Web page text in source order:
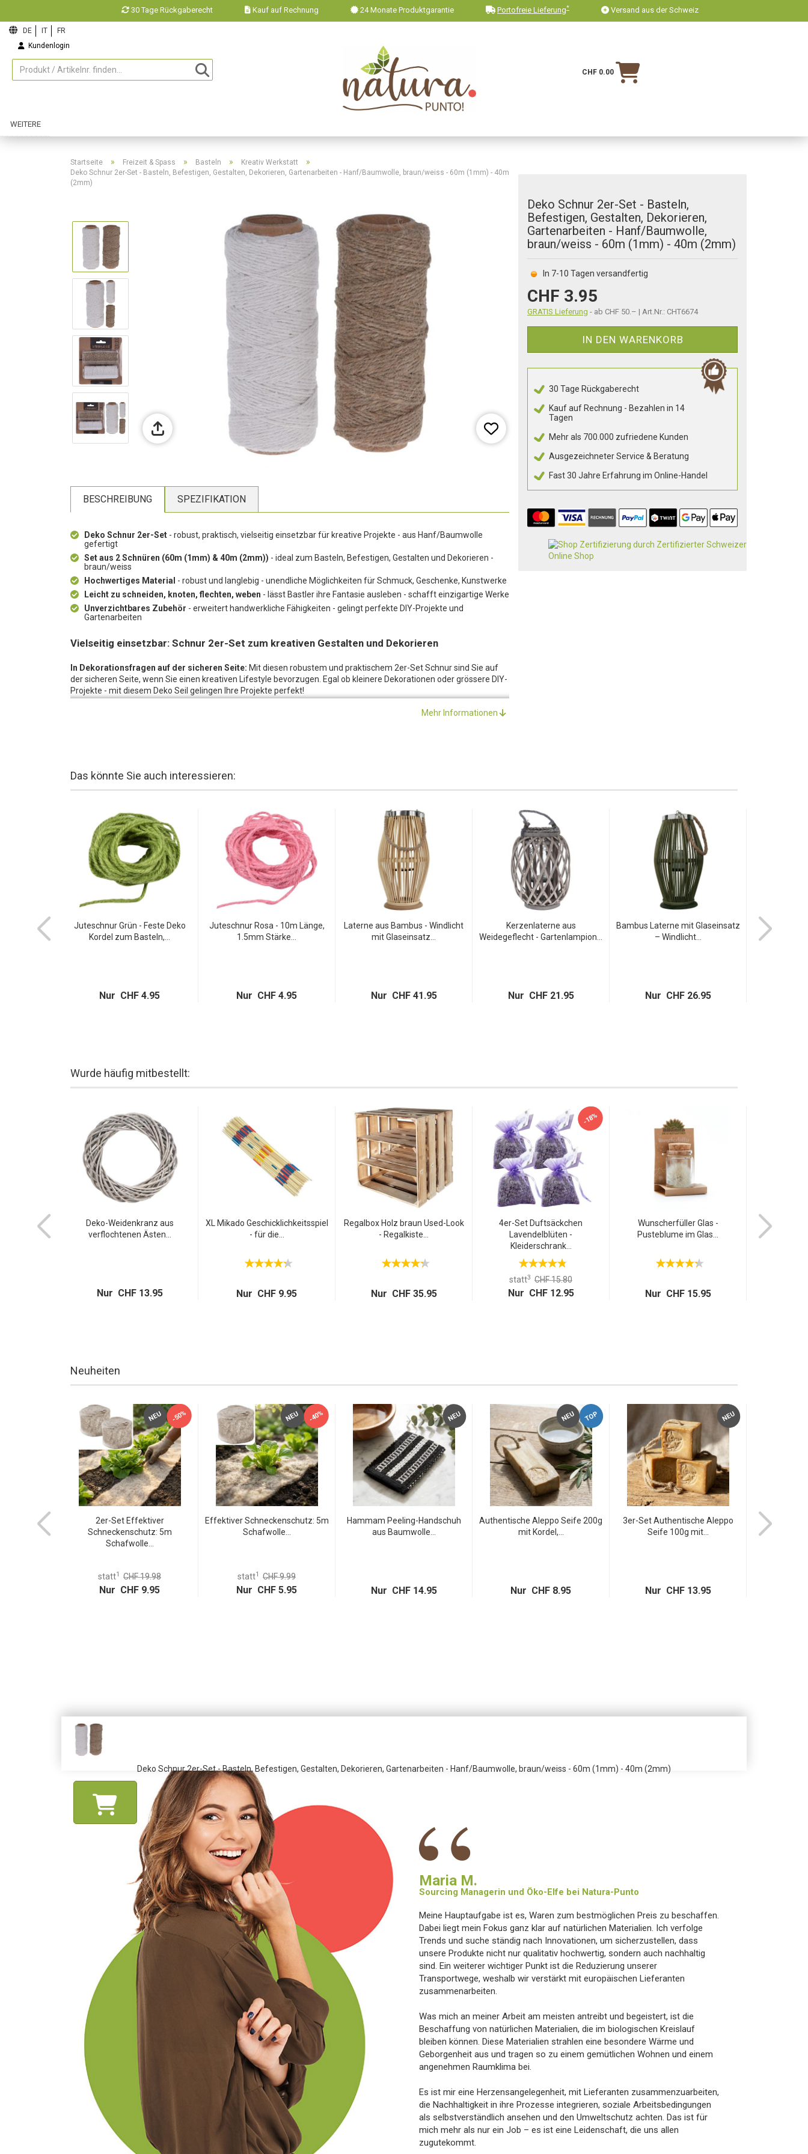
30 Tage Rückgaberecht Kauf auf Rechnung 24 Monate Produktgarantie Portofreie Lieferung* Versand aus der Schweiz
Kundenlogin
CHF 0.00
WEITERE
Startseite » Freizeit & Spass » Basteln » Kreativ Werkstatt »
Deko Schnur 2er-Set - Basteln, Befestigen, Gestalten, Dekorieren, Gartenarbeiten - Hanf/Baumwolle, braun/weiss - 60m (1mm) - 40m
(2mm)
Deko Schnur 2er-Set - Basteln,
Befestigen, Gestalten, Dekorieren,
Gartenarbeiten - Hanf/Baumwolle,
braun/weiss - 60m (1mm) - 40m (2mm)
In 7-10 Tagen versandfertig
CHF 3.95
GRATIS Lieferung - ab CHF 50.– | Art.Nr.: CHT6674
IN DEN WARENKORB
30 Tage Rückgaberecht
Kauf auf Rechnung - Bezahlen in 14
Tagen
Mehr als 700.000 zufriedene Kunden
Ausgezeichneter Service & Beratung
Fast 30 Jahre Erfahrung im Online-Handel
BESCHREIBUNG SPEZIFIKATION
Deko Schnur 2er-Set - robust, praktisch, vielseitig einsetzbar für kreative Projekte - aus Hanf/Baumwolle
gefertigt
Set aus 2 Schnüren (60m (1mm) & 40m (2mm)) - ideal zum Basteln, Befestigen, Gestalten und Dekorieren -
braun/weiss
Hochwertiges Material - robust und langlebig - unendliche Möglichkeiten für Schmuck, Geschenke, Kunstwerke
Leicht zu schneiden, knoten, flechten, weben - lässt Bastler ihre Fantasie ausleben - schafft einzigartige Werke
Unverzichtbares Zubehör - erweitert handwerkliche Fähigkeiten - gelingt perfekte DIY-Projekte und
Gartenarbeiten
Vielseitig einsetzbar: Schnur 2er-Set zum kreativen Gestalten und Dekorieren
In Dekorationsfragen auf der sicheren Seite: Mit diesen robustem und praktischem 2er-Set Schnur sind Sie auf
der sicheren Seite, wenn Sie einen kreativen Lifestyle bevorzugen. Egal ob kleinere Dekorationen oder grössere DIY-
Projekte - mit diesem Deko Seil gelingen Ihre Projekte perfekt!
Mit diesem Set erhalten Sie zwei verschiedene Arten von Schnur, die sich ideal für eine
Vielzahl von Projekten eignen. Die Schnüre kommen in zwei Farben und bestehen aus hochwertigen Materialien, die
den Bastlern, ihre Fantasie auszuleben und einzigartige Werke zu schaffen. Das 2er-Set Schnur zum Basteln und
Gestalten ist ein unverzichtbares Zubehör für jeden, der seine handwerklichen Fähigkeiten erweitern und
wunderbare DIY-Projekte umsetzen möchte.
Mehr Informationen
Das könnte Sie auch interessieren:
35 Stück -
Juteschnur Grün - Feste Deko
Kordel zum Basteln,...
Nur CHF 4.95
Juteschnur Rosa - 10m Länge,
1.5mm Stärke...
Nur CHF 4.95
Laterne aus Bambus - Windlicht
mit Glaseinsatz...
Nur CHF 41.95
Kerzenlaterne aus
Weidegeflecht - Gartenlampion...
Nur CHF 21.95
Bambus Laterne mit Glaseinsatz
– Windlicht...
Nur CHF 26.95
Bambus
Wurde häufig mitbestellt:
Bambus -
Deko-Weidenkranz aus
verflochtenen Ästen...
Nur CHF 13.95
XL Mikado Geschicklichkeitsspiel
- für die...
Nur CHF 9.95
Regalbox Holz braun Used-Look
- Regalkiste...
Nur CHF 35.95
-18%
4er-Set Duftsäckchen
Lavendelblüten -
Kleiderschrank...
statt3 CHF 15.80
Nur CHF 12.95
Wunscherfüller Glas -
Pusteblume im Glas...
Nur CHF 15.95
Neuheiten
Aleppo
NEU -50%
2er-Set Effektiver
Schneckenschutz: 5m
Schafwolle...
statt1 CHF 19.98
Nur CHF 9.95
NEU -40%
Effektiver Schneckenschutz: 5m
Schafwolle...
statt1 CHF 9.99
Nur CHF 5.95
NEU
Hammam Peeling-Handschuh
aus Baumwolle...
Nur CHF 14.95
NEU TOP
Authentische Aleppo Seife 200g
mit Kordel,...
Nur CHF 8.95
NEU
3er-Set Authentische Aleppo
Seife 100g mit...
Nur CHF 13.95
Deko Schnur 2er-Set - Basteln, Befestigen, Gestalten, Dekorieren, Gartenarbeiten - Hanf/Baumwolle, braun/weiss - 60m (1mm) - 40m (2mm)
“
Maria M.
Sourcing Managerin und Öko-Elfe bei Natura-Punto
Meine Hauptaufgabe ist es, Waren zum bestmöglichen Preis zu beschaffen.
Dabei liegt mein Fokus ganz klar auf natürlichen Materialien. Ich verfolge
Trends und suche ständig nach Innovationen, um sicherzustellen, dass
unsere Produkte nicht nur qualitativ hochwertig, sondern auch nachhaltig
sind. Ein weiterer wichtiger Punkt ist die Reduzierung unserer
Transportwege, weshalb wir verstärkt mit europäischen Lieferanten
zusammenarbeiten.
Was mich an meiner Arbeit am meisten antreibt und begeistert, ist die
Beschaffung von natürlichen Materialien, die im biologischen Kreislauf
bleiben können. Diese Materialien strahlen eine besondere Wärme und
Geborgenheit aus und tragen so zu einem gemütlichen Wohnen und einem
angenehmen Raumklima bei.
Es ist mir eine Herzensangelegenheit, mit Lieferanten zusammenzuarbeiten,
die Nachhaltigkeit in ihre Prozesse integrieren, soziale Arbeitsbedingungen
als selbstverständlich ansehen und den Umweltschutz achten. Das ist für
mich mehr als nur ein Job – es ist eine Leidenschaft, die uns allen
zugutekommt.